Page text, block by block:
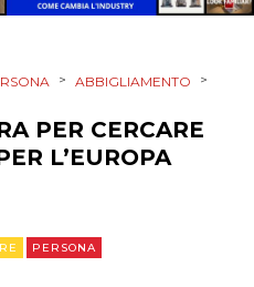
> ABBIGLIAMENTO >
PER CERCARE
L’EUROPA
PERSONA